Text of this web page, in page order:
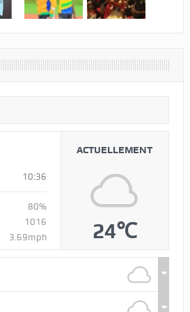
10:36
80%
1016
3.69mph
ACTUELLEMENT
24℃